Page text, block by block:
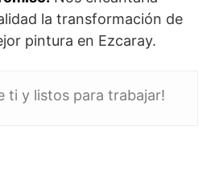
la transformación de
pintura en Ezcaray.
ti y listos para trabajar!